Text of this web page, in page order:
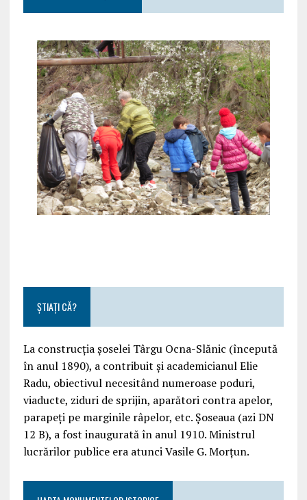
ȘTIAȚI CĂ?
La construcția șoselei Târgu Ocna-Slănic (începută
în anul 1890), a contribuit și academicianul Elie
Radu, obiectivul necesitând numeroase poduri,
viaducte, ziduri de sprijin, aparători contra apelor,
parapeți pe marginile râpelor, etc. Șoseaua (azi DN
12 B), a fost inaugurată în anul 1910. Ministrul
lucrărilor publice era atunci Vasile G. Morțun.